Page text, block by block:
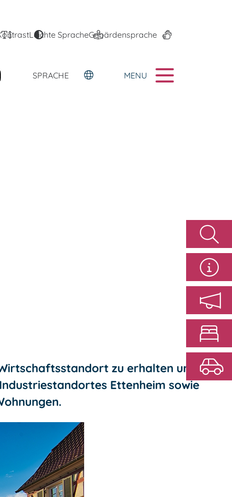
Leichte SpracheGebärdensprache
SPRACHE MENU
zu erhalten und
Ettenheim sowie